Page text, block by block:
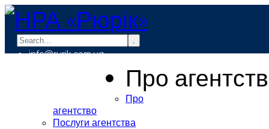
.
info@rurik.com.ua
Про
Про
агентство
Послуги агентства